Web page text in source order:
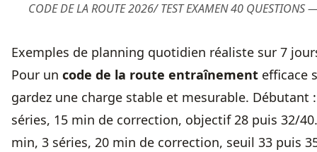
CODE DE LA ROUTE 2026/ TEST EXAMEN 40
Exemples de planning quotidien réaliste sur 7
Pour un code de la route entraînement efficace
gardez une charge stable et mesurable. Débutant
séries, 15 min de correction, objectif 28 puis 32/
min, 3 séries, 20 min de correction, seuil 33 puis